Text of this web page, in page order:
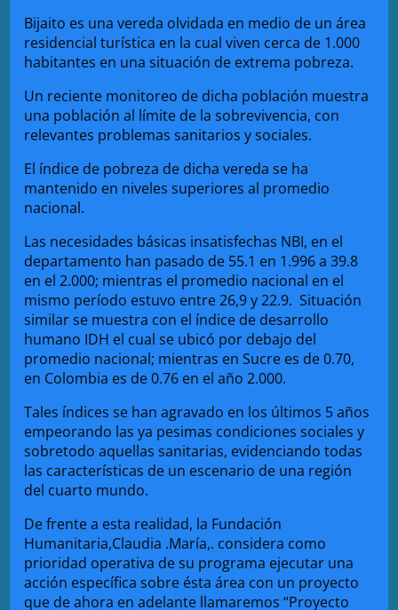
Bijaito es una vereda olvidada en medio de un área
residencial turística en la cual viven cerca de 1.000
habitantes en una situación de extrema pobreza.
Un reciente monitoreo de dicha población muestra
una población al límite de la sobrevivencia, con
relevantes problemas sanitarios y sociales.
El índice de pobreza de dicha vereda se ha
mantenido en niveles superiores al promedio
nacional.
Las necesidades básicas insatisfechas NBI, en el
departamento han pasado de 55.1 en 1.996 a 39.8
en el 2.000; mientras el promedio nacional en el
mismo período estuvo entre 26,9 y 22.9. Situación
similar se muestra con el índice de desarrollo
humano IDH el cual se ubicó por debajo del
promedio nacional; mientras en Sucre es de 0.70,
en Colombia es de 0.76 en el año 2.000.
Tales índices se han agravado en los últimos 5 años
empeorando las ya pesimas condiciones sociales y
sobretodo aquellas sanitarias, evidenciando todas
las características de un escenario de una región
del cuarto mundo.
De frente a esta realidad, la Fundación
Humanitaria,Claudia .María,. considera como
prioridad operativa de su programa ejecutar una
acción específica sobre ésta área con un proyecto
que de ahora en adelante llamaremos “Proyecto